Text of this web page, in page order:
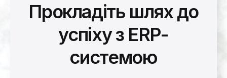
Прокладіть шлях до
успіху з ERP-
системою